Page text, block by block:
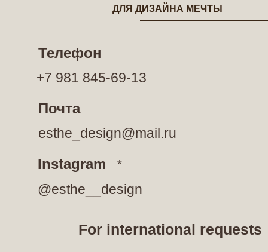
Телефон
Почта
Instagram
+7 981 845-69-13
*
esthe_design@mail.ru
@esthe__design
ДЛЯ ДИЗАЙНА МЕЧТЫ
For international requests